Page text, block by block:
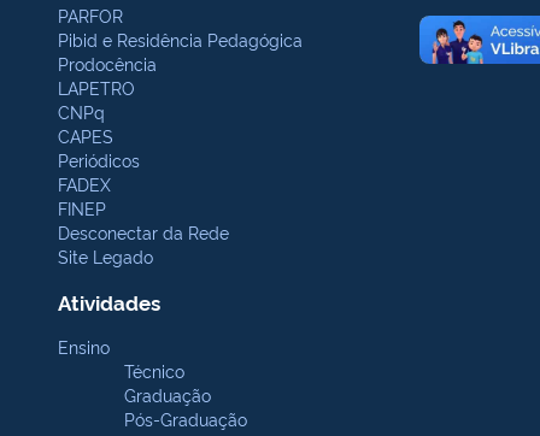
PARFOR
Pibid e Residência Pedagógica
Prodocência
LAPETRO
CNPq
CAPES
Periódicos
FADEX
FINEP
Desconectar da Rede
Site Legado
Atividades
Ensino
Técnico
Graduação
Pós-Graduação